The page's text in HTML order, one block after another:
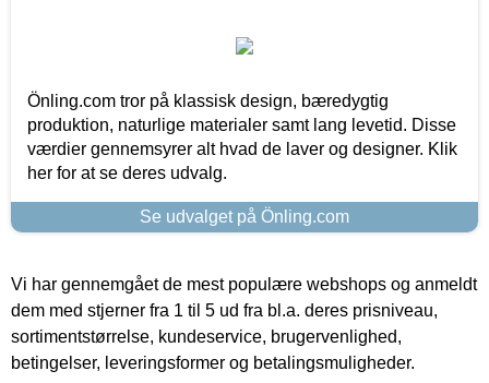
Önling.com tror på klassisk design, bæredygtig
produktion, naturlige materialer samt lang levetid. Disse
værdier gennemsyrer alt hvad de laver og designer. Klik
her for at se deres udvalg.
Se udvalget på Önling.com
Vi har gennemgået de mest populære webshops og anmeldt
dem med stjerner fra 1 til 5 ud fra bl.a. deres prisniveau,
sortimentstørrelse, kundeservice, brugervenlighed,
betingelser, leveringsformer og betalingsmuligheder.